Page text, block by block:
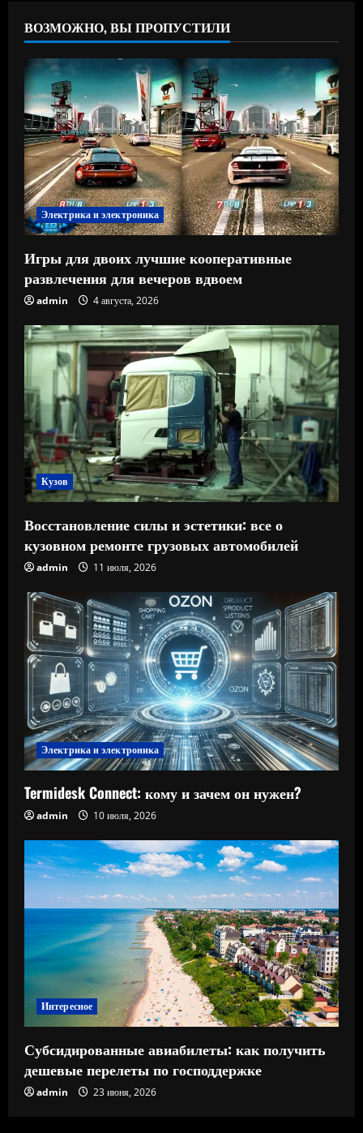
ВОЗМОЖНО, ВЫ ПРОПУСТИЛИ
Электрика и электроника
Игры для двоих лучшие кооперативные
развлечения для вечеров вдвоем
admin 4 августа, 2026
Кузов
Восстановление силы и эстетики: все о
кузовном ремонте грузовых автомобилей
admin 11 июля, 2026
Электрика и электроника
Termidesk Connect: кому и зачем он нужен?
admin 10 июля, 2026
Интересное
Субсидированные авиабилеты: как получить
дешевые перелеты по господдержке
admin 23 июня, 2026